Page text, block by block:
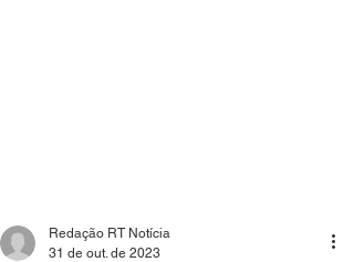
Redação RT Notícia
31 de out. de 2023